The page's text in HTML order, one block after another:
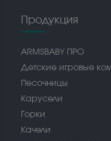
Продукция
ARMSBABY ПРО
Детские игровые
Песочницы
Карусели
Горки
Качели